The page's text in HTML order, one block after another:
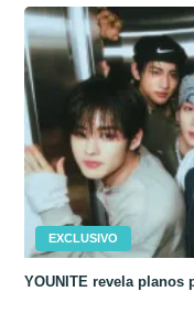
EXCLUSIVO
YOUNITE revela planos